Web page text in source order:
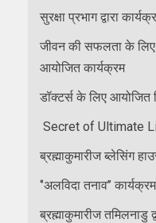
सुरक्षा प्रभाग द्वारा
जीवन की सफलता के लिए
आयोजित कार्यक्रम
डॉक्टर्स के लिए आयोजित
Secret of Ultimate
ब्रह्माकुमारीज ब्लेसिंग
‘’अलविदा तनाव’’
ब्रह्माकुमारीज तमिलनाडु